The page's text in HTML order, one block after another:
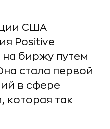
США
Positive
биржу путем
стала первой
в сфере
которая так